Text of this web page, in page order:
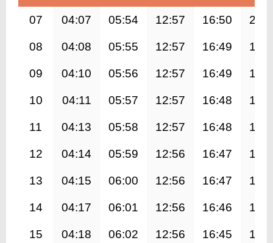
07 04:07 05:54 12:57 16:50
08 04:08 05:55 12:57 16:49
09 04:10 05:56 12:57 16:49
10 04:11 05:57 12:57 16:48
11 04:13 05:58 12:57 16:48
12 04:14 05:59 12:56 16:47
13 04:15 06:00 12:56 16:47
14 04:17 06:01 12:56 16:46
15 04:18 06:02 12:56 16:45